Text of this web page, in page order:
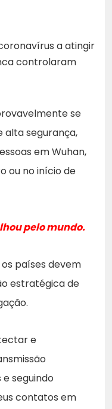
a atingir
controlaram
se
alta segurança,
em Wuhan,
ou no início de
pelo mundo.
países devem
estratégica de
e
seguindo
contatos em